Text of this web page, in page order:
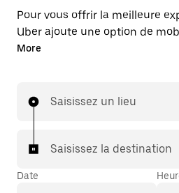
Pour vous offrir la meilleure
Uber ajoute une option de
maintenant disponibles dans
More
Saisissez un lieu
Saisissez la destination
Date